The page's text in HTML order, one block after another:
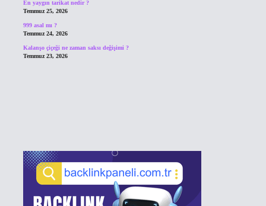
En yaygın tarikat nedir ?
Temmuz 25, 2026
999 asal mı ?
Temmuz 24, 2026
Kalanşo çiçeği ne zaman saksı değişimi ?
Temmuz 23, 2026